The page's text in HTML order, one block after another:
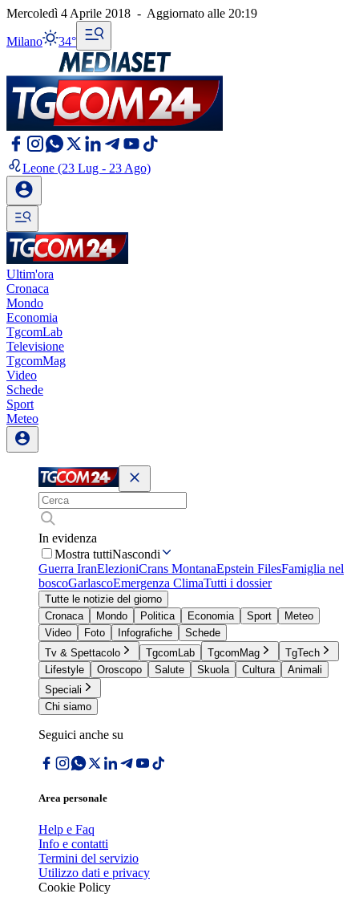
Mercoledì 4 Aprile 2018 - Aggiornato alle 20:19
Milano 34°
Leone (23 Lug - 23 Ago)
Ultim'ora
Cronaca
Mondo
Economia
TgcomLab
Televisione
TgcomMag
Video
Schede
Sport
Meteo
In evidenza
Mostra tuttiNascondi
Guerra IranElezioniCrans MontanaEpstein FilesFamiglia nel
boscoGarlascoEmergenza ClimaTutti i dossier
Tutte le notizie del giorno
Cronaca
Mondo Politica Economia Sport
Meteo
Video
Foto Infografiche
Schede
Tv & Spettacolo
TgcomLab TgcomMag
TgTech
Lifestyle
Oroscopo Salute Skuola Cultura
Animali
Speciali
Chi siamo
Seguici anche su
Area personale
Help e Faq
Info e contatti
Termini del servizio
Utilizzo dati e privacy
Cookie Policy